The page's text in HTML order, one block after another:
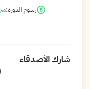
رسوم الدورة:
شارك الأصدقاء